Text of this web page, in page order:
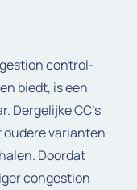
control-
biedt, is een
Dergelijke CC’s
varianten
Doordat
congestion